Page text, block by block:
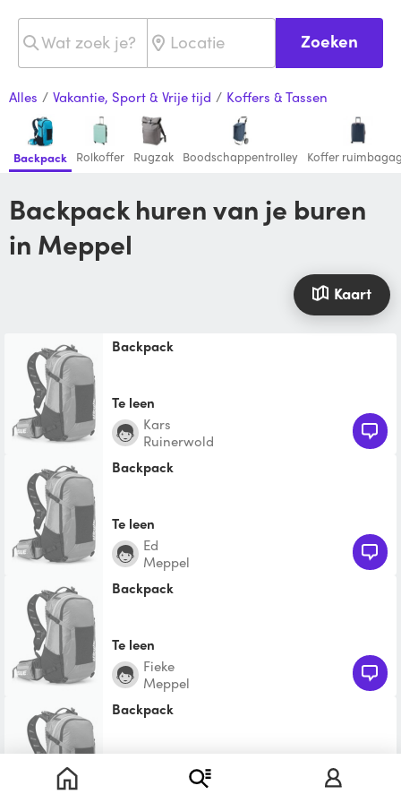
Zoeken
Alles / Vakantie, Sport & Vrije tijd / Koffers & Tassen
Backpack Rolkoffer Rugzak Boodschappentrolley Koffer
Backpack huren van je buren
in Meppel
Kaart
Backpack
Te leen
Kars
Ruinerwold
Backpack
Te leen
Ed
Meppel
Backpack
Te leen
Fieke
Meppel
backpack